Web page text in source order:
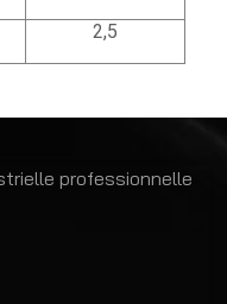
2,5
professionnelle